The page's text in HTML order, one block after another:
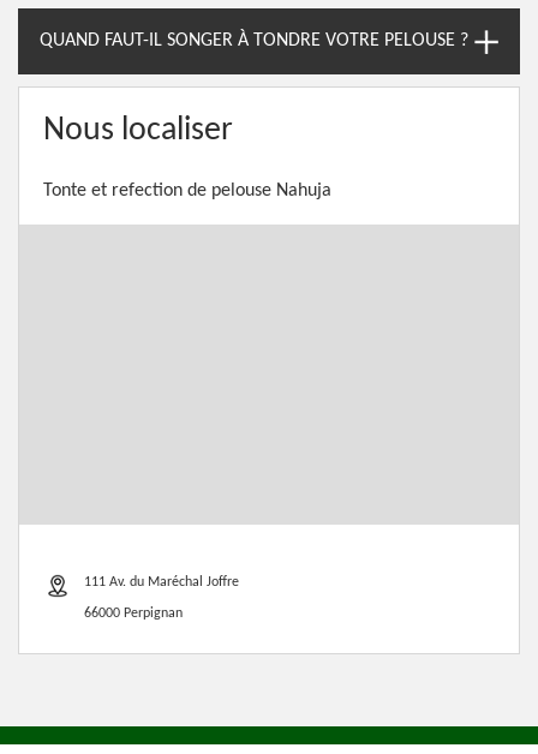
QUAND FAUT-IL SONGER À TONDRE VOTRE PELOUSE ?
Nous localiser
Tonte et refection de pelouse Nahuja
111 Av. du Maréchal Joffre
66000 Perpignan